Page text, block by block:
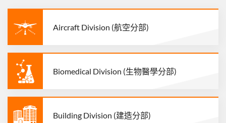
Aircraft Division (航空分部)
Biomedical Division (生物醫學分部)
Building Division (建造分部)